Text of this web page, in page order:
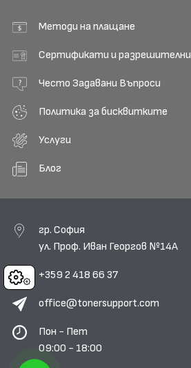
Cookies
Методи на плащане
Сертификати и разрешителни
Често Задавани Въпроси
Политика за бисквитките
Услуги
Блог
гр. София
ул. Проф. Иван Георгов №14А
+359 2 418 66 37
office@tonersupport.com
Пон - Пет
09:00 - 18:00